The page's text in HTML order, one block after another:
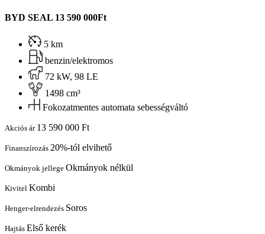
BYD SEAL 13 590 000Ft
5 km
benzin/elektromos
72 kW, 98 LE
1498 cm³
Fokozatmentes automata sebességváltó
Akciós ár 13 590 000 Ft
Finanszírozás 20%-tól elvihető
Okmányok jellege Okmányok nélkül
Kivitel Kombi
Henger-elrendezés Soros
Hajtás Első kerék